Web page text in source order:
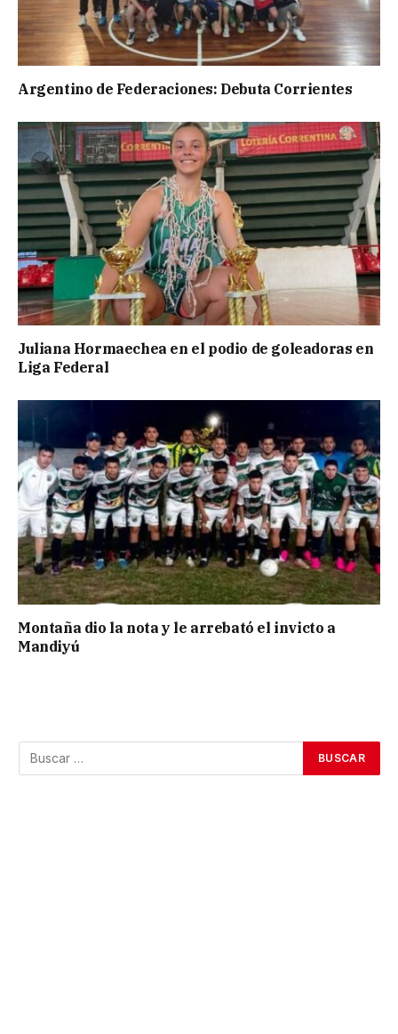
Argentino de Federaciones: Debuta Corrientes
Juliana Hormaechea en el podio de goleadoras en
Liga Federal
Montaña dio la nota y le arrebató el invicto a
Mandiyú